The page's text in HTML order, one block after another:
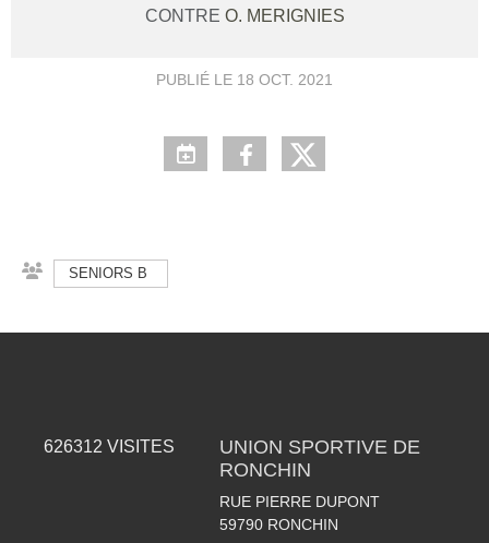
CONTRE O. MERIGNIES
PUBLIÉ LE 18 OCT. 2021
SENIORS B
626312 VISITES
UNION SPORTIVE DE
RONCHIN
RUE PIERRE DUPONT
59790 RONCHIN